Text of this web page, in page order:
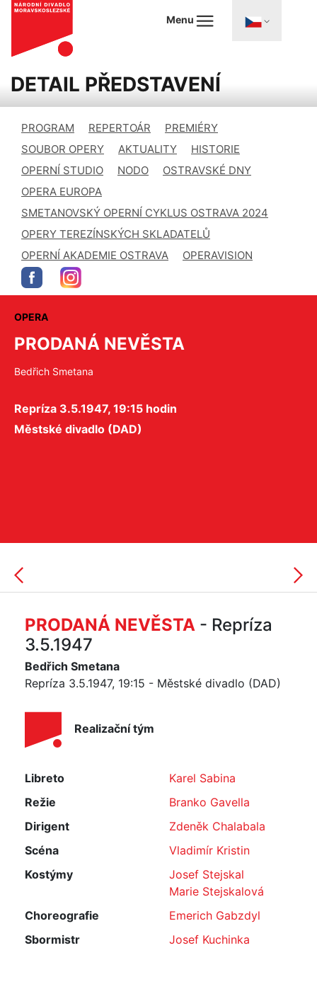
Menu
DETAIL PŘEDSTAVENÍ
PROGRAM REPERTOÁR
PREMIÉRY
SOUBOR OPERY
AKTUALITY
HISTORIE
OPERNÍ STUDIO
NODO
OSTRAVSKÉ DNY
OPERA EUROPA
SMETANOVSKÝ OPERNÍ CYKLUS OSTRAVA 2024
OPERY TEREZÍNSKÝCH SKLADATELŮ
OPERNÍ AKADEMIE OSTRAVA
OPERAVISION
OPERA
PRODANÁ NEVĚSTA
Bedřich Smetana
Repríza 3.5.1947, 19:15 hodin
Městské divadlo (DAD)
PRODANÁ NEVĚSTA - Repríza
3.5.1947
Bedřich Smetana
Repríza 3.5.1947, 19:15 - Městské divadlo (DAD)
Realizační tým
Libreto
Karel Sabina
Režie
Branko Gavella
Dirigent
Zdeněk Chalabala
Scéna
Vladimír Kristin
Kostýmy
Josef Stejskal
Marie Stejskalová
Choreografie
Emerich Gabzdyl
Sbormistr
Josef Kuchinka